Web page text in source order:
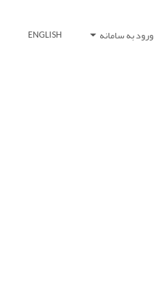
ورود به سامانه ENGLISH